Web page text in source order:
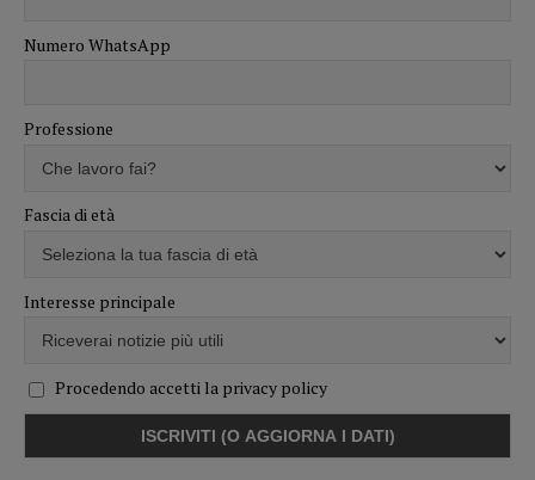
Numero WhatsApp
Professione
Fascia di età
Interesse principale
Procedendo accetti la privacy policy